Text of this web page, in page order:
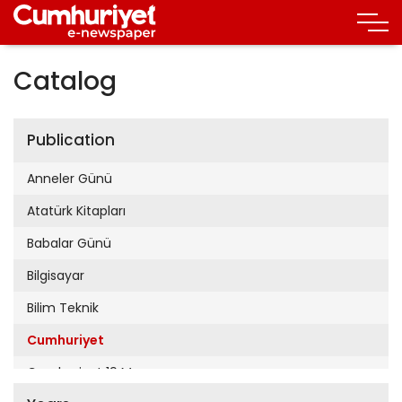
Catalog
Publication
Anneler Günü
Atatürk Kitapları
Babalar Günü
Bilgisayar
Bilim Teknik
Cumhuriyet
Cumhuriyet 19 Mayıs